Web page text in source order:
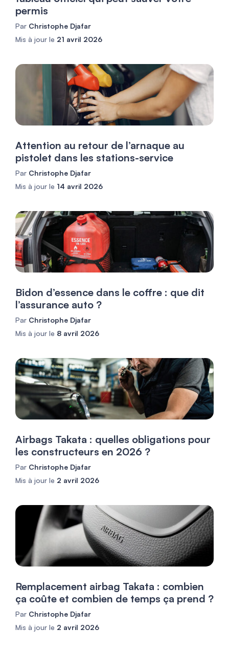
permis
Par Christophe Djafar
Mis à jour le 21 avril 2026
Attention au retour de l’arnaque au
pistolet dans les stations-service
Par Christophe Djafar
Mis à jour le 14 avril 2026
Bidon d’essence dans le coffre : que dit
l’assurance auto ?
Par Christophe Djafar
Mis à jour le 8 avril 2026
Airbags Takata : quelles obligations pour
les constructeurs en 2026 ?
Par Christophe Djafar
Mis à jour le 2 avril 2026
Remplacement airbag Takata : combien
ça coûte et combien de temps ça prend ?
Par Christophe Djafar
Mis à jour le 2 avril 2026